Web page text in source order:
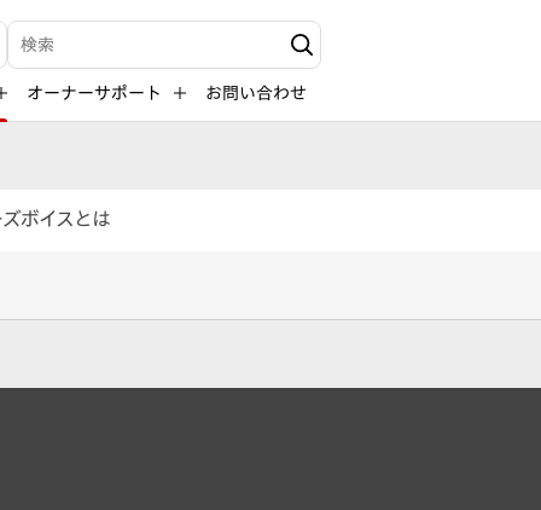
検索キーワード入力
オーナーサポート お問い合わせ
ボイスとは